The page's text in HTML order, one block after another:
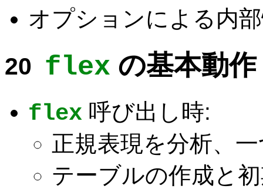
オプションによる内
flex の基本動作
flex 呼び出し時:
正規表現を分析、
テーブルの作成と